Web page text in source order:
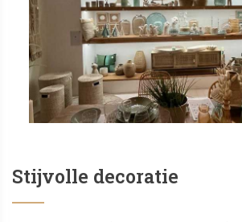
Stijvolle decoratie